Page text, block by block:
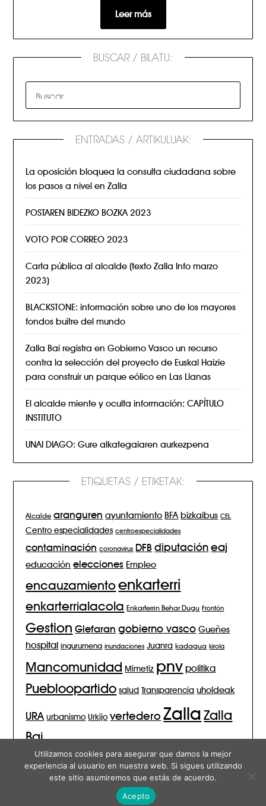
Leer más
BUSCAR / BILATU:
ENTRADAS / ARTIKULUAK:
La oposición bloquea la consulta ciudadana sobre
los pasos a nivel en Zalla
POSTAREN BIDEZKO BOZKA 2023
VOTO POR CORREO 2023
Carta pública al alcalde (texto Zalla Info marzo
2023)
BLACKSTONE: información sobre uno de los mayores
fondos buitre del mundo
Zalla Bai registra en Gobierno Vasco un recurso
contra la selección del proyecto de Euskal Haizie
para construir un parque eólico en Las Llanas
El alcalde miente y oculta información: CAPÍTULO
INSTITUTO
UNAI DIAGO: Gure alkategaiaren aurkezpena
ETIQUETAS / ETIKETAK:
Alcalde aranguren ayuntamiento BFA bizkaibus CEL
Centro especialidades centroespecialidades
contaminación coronavirus DFB diputación eaj
educación elecciones Empleo
encauzamiento enkarterri
enkarterrialacola Enkarterrin Behar Dugu Frontón
Gestion Glefaran gobierno vasco Gueñes
hospital ingurumena inundaciones Juanra kadagua kirola
Mancomunidad Mimetiz pnv politika
Puebloopartido salud Transparencia uholdeak
URA urbanismo Urkijo vertedero Zalla Zalla
Bai
| Funciona con
para WordPress
Utilizamos cookies para asegurar que damos la mejor
experiencia al usuario en nuestra web. Si sigues utilizando
este sitio asumiremos que estás de acuerdo.
Acepto